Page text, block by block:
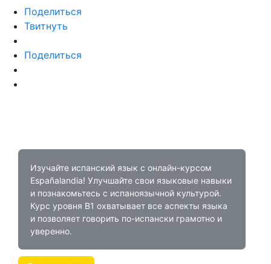
Поделиться
Твитнуть
Поделиться
Изучайте испанский язык с онлайн-курсом
Españalandia! Улучшайте свои языковые навыки
и познакомьтесь с испаноязычной культурой.
Курс уровня B1 охватывает все аспекты языка
и позволяет говорить по-испански грамотно и
уверенно.